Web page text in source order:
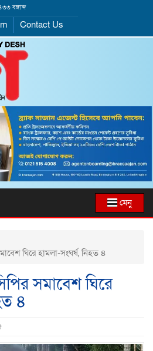
বঙ্গাব্দ
Contact Us
মেনু
ঘিরে হামলা-সংঘর্ষ, নিহত ৪
সমাবেশ ঘিরে
৪